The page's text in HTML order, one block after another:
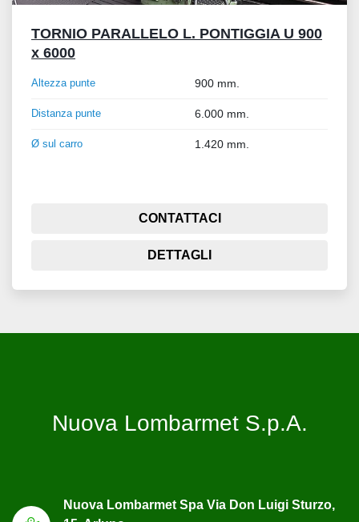
TORNIO PARALLELO L. PONTIGGIA U 900
x 6000
Altezza punte 900 mm.
Distanza punte 6.000 mm.
Ø sul carro 1.420 mm.
CONTATTACI
DETTAGLI
Nuova Lombarmet S.p.A.
Nuova Lombarmet Spa Via Don Luigi Sturzo,